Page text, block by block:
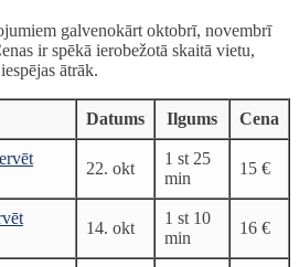
galvenokārt oktobrī, novembrī
ir spēkā ierobežotā skaitā vietu,
ātrāk.
Datums Ilgums Cena
22. okt
1 st 25
min
15 €
14. okt
1 st 10
min
16 €